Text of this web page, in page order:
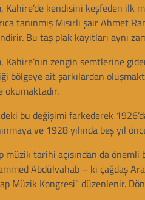
Kahire’de kendisini keşfeden ilk
tanınmış Mısırlı şair Ahmet
Bu taş plak kayıtları aynı
Kahire’nin zengin semtlerine
bölgeye ait şarkılardan
okumaktadır.
bu değişimi farkederek
ve 1928 yılında beş yıl
müzik tarihi açısından da önemli
Abdülvahab – ki çağdaş
Müzik Kongresi” düzenlenir.